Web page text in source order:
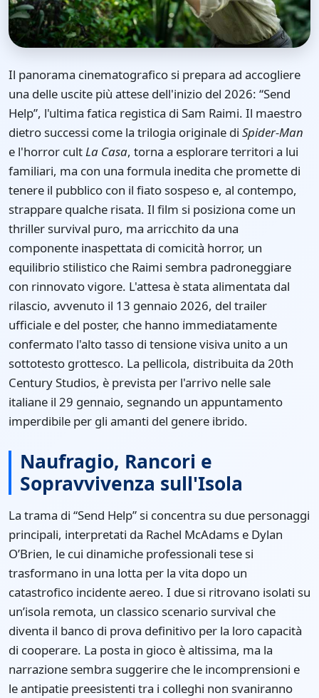
Il panorama cinematografico si prepara ad accogliere
una delle uscite più attese dell'inizio del 2026: “Send
Help”, l'ultima fatica registica di Sam Raimi. Il maestro
dietro successi come la trilogia originale di Spider-Man
e l'horror cultLa Casa, torna a esplorare territori a lui
familiari, ma con una formula inedita che promette di
tenere il pubblico con il fiato sospeso e, al contempo,
strappare qualche risata. Il film si posiziona come un
thriller survival puro, ma arricchito da una
componente inaspettata di comicità horror, un
equilibrio stilistico che Raimi sembra padroneggiare
con rinnovato vigore. L'attesa è stata alimentata dal
rilascio, avvenuto il 13 gennaio 2026, del trailer
ufficiale e del poster, che hanno immediatamente
confermato l'alto tasso di tensione visiva unito a un
sottotesto grottesco. La pellicola, distribuita da 20th
Century Studios, è prevista per l'arrivo nelle sale
italiane il 29 gennaio, segnando un appuntamento
imperdibile per gli amanti del genere ibrido.
Naufragio, Rancori e
Sopravvivenza sull'Isola
La trama di “Send Help” si concentra su due personaggi
principali, interpretati da Rachel McAdams e Dylan
O’Brien, le cui dinamiche professionali tese si
trasformano in una lotta per la vita dopo un
catastrofico incidente aereo. I due si ritrovano isolati su
un’isola remota, un classico scenario survival che
diventa il banco di prova definitivo per la loro capacità
di cooperare. La posta in gioco è altissima, ma la
narrazione sembra suggerire che le incomprensioni e
le antipatie preesistenti tra i colleghi non svaniranno